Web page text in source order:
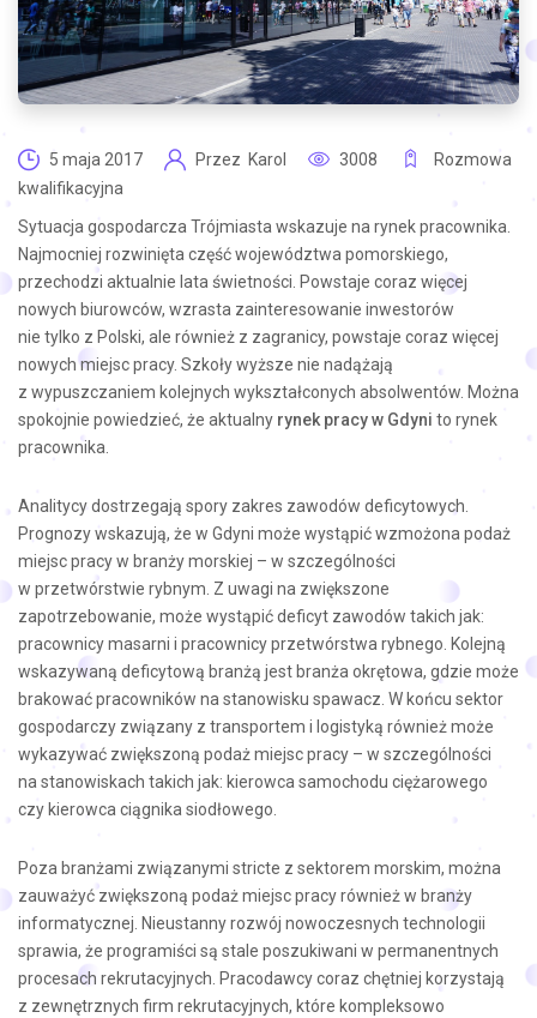
5 maja 2017 Przez Karol 3008
Rozmowa
kwalifikacyjna
Sytuacja gospodarcza Trójmiasta wskazuje na rynek pracownika.
Najmocniej rozwinięta część województwa pomorskiego,
przechodzi aktualnie lata świetności. Powstaje coraz więcej
nowych biurowców, wzrasta zainteresowanie inwestorów
nie tylko z Polski, ale również z zagranicy, powstaje coraz więcej
nowych miejsc pracy. Szkoły wyższe nie nadążają
z wypuszczaniem kolejnych wykształconych absolwentów. Można
spokojnie powiedzieć, że aktualny rynek pracy w Gdyni to rynek
pracownika.
Analitycy dostrzegają spory zakres zawodów deficytowych.
Prognozy wskazują, że w Gdyni może wystąpić wzmożona podaż
miejsc pracy w branży morskiej – w szczególności
w przetwórstwie rybnym. Z uwagi na zwiększone
zapotrzebowanie, może wystąpić deficyt zawodów takich jak:
pracownicy masarni i pracownicy przetwórstwa rybnego. Kolejną
wskazywaną deficytową branżą jest branża okrętowa, gdzie może
brakować pracowników na stanowisku spawacz. W końcu sektor
gospodarczy związany z transportem i logistyką również może
wykazywać zwiększoną podaż miejsc pracy – w szczególności
na stanowiskach takich jak: kierowca samochodu ciężarowego
czy kierowca ciągnika siodłowego.
Poza branżami związanymi stricte z sektorem morskim, można
zauważyć zwiększoną podaż miejsc pracy również w branży
informatycznej. Nieustanny rozwój nowoczesnych technologii
sprawia, że programiści są stale poszukiwani w permanentnych
procesach rekrutacyjnych. Pracodawcy coraz chętniej korzystają
z zewnętrznych firm rekrutacyjnych, które kompleksowo